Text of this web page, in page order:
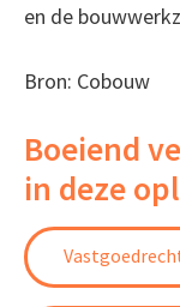
en de
Bron: Cobouw
Boeiend
in deze